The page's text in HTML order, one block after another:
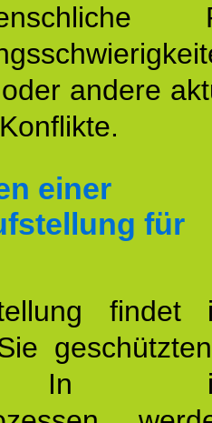
andere
einer
für
findet